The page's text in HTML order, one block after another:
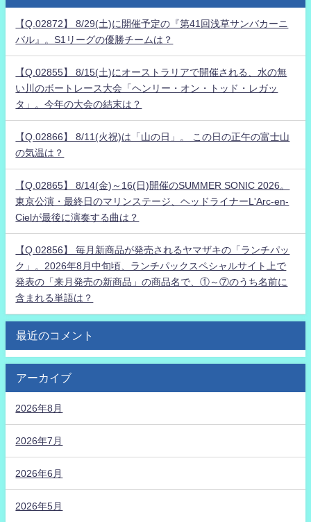
【Q.02872】 8/29(土)に開催予定の『第41回浅草サンバカーニ
バル』。S1リーグの優勝チームは？
【Q.02855】 8/15(土)にオーストラリアで開催される、水の無
い川のボートレース大会「ヘンリー・オン・トッド・レガッ
タ」。今年の大会の結末は？
【Q.02866】 8/11(火祝)は「山の日」。 この日の正午の富士山
の気温は？
【Q.02865】 8/14(金)～16(日)開催のSUMMER SONIC 2026。
東京公演・最終日のマリンステージ、ヘッドライナーL'Arc-en-
Cielが最後に演奏する曲は？
【Q.02856】 毎月新商品が発売されるヤマザキの「ランチパッ
ク」。2026年8月中旬頃、ランチパックスペシャルサイト上で
発表の「来月発売の新商品」の商品名で、①～⑦のうち名前に
含まれる単語は？
最近のコメント
アーカイブ
2026年8月
2026年7月
2026年6月
2026年5月